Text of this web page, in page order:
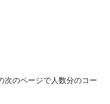
次のページで人数分のコー